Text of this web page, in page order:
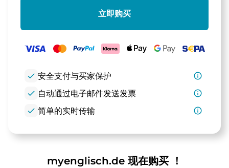
立即购买
check 安全支付与买家保护
info_outline
check 自动通过电子邮件发送发票
info_outline
check 简单的实时传输 info_outline
myenglisch.de 现在购买 ！